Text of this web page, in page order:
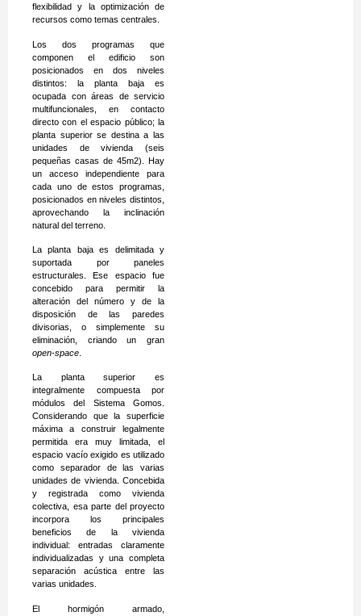
flexibilidad y la optimización de
recursos como temas centrales.
Los dos programas que
componen el edificio son
posicionados en dos niveles
distintos: la planta baja es
ocupada con áreas de servicio
multifuncionales, en contacto
directo con el espacio público; la
planta superior se destina a las
unidades de vivienda (seis
pequeñas casas de 45m2). Hay
un acceso independiente para
cada uno de estos programas,
posicionados en niveles distintos,
aprovechando la inclinación
natural del terreno.
La planta baja es delimitada y
suportada por paneles
estructurales. Ese espacio fue
concebido para permitir la
alteración del número y de la
disposición de las paredes
divisorias, o simplemente su
eliminación, criando un gran
open-space
La planta superior es
integralmente compuesta por
módulos del Sistema Gomos.
Considerando que la superficie
máxima a construir legalmente
permitida era muy limitada, el
espacio vacío exigido es utilizado
como separador de las varias
unidades de vivienda. Concebida
y registrada como vivienda
colectiva, esa parte del proyecto
incorpora los principales
beneficios de la vivienda
individual: entradas claramente
individualizadas y una completa
separación acústica entre las
varias unidades.
El hormigón armado,